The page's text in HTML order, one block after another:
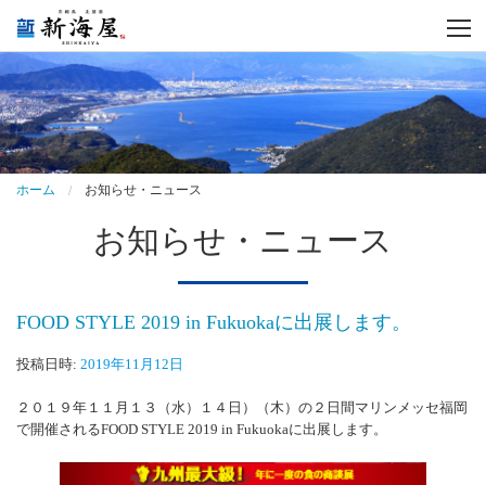
トップページ
事業内容
会社案内
採用情報
お問い合わせ
お知らせ
ホーム お知らせ・ニュース
お知らせ・ニュース
FOOD STYLE 2019 in Fukuokaに出展します。
投稿日時: 2019年11月12日
２０１９年１１月１３（水）１４日）（木）の２日間マリンメッセ福岡
で開催されるFOOD STYLE 2019 in Fukuokaに出展します。